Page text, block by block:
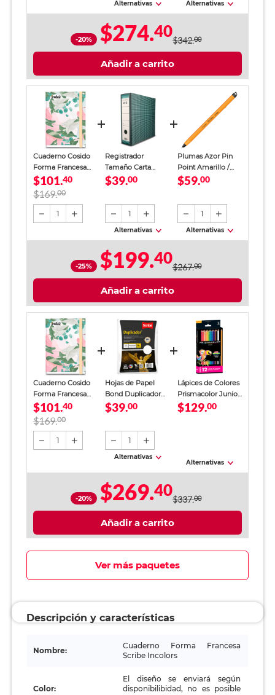
Alternativas Alternativas
-20% $274.40$342.00
Añadir a carrito
Cuaderno Cosido
Forma Francesa
Scribe Incolors
Raya 100 Hojas
$101.40
$169.00
1
Registrador
Tamaño Carta
Office Depot
$39.00
1
Alternativas
Plumas Azor Pin
Point Amarillo /
Punto fino / Tinta
$59.00
1
Alternativas
-25% $199.40$267.00
Añadir a carrito
Cuaderno Cosido
Forma Francesa
Scribe Incolors
Raya 100 Hojas
$101.40
$169.00
1
Hojas de Papel
Bond Duplicador
Carta Scribe Blanco
$39.00
1
Alternativas
Lápices de Colores
Prismacolor Junior
12 piezas
$129.00
Alternativas
-20% $269.40$337.00
Añadir a carrito
Ver más paquetes
Descripción y características
Nombre:
Cuaderno Forma Francesa
Scribe Incolors
Color:
El diseño se enviará según
disponibilibidad, no es posible